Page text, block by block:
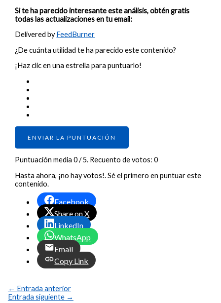
Si te ha parecido interesante este análisis, obtén gratis
todas las actualizaciones en tu email:
Delivered byFeedBurner
¿De cuánta utilidad te ha parecido este contenido?
¡Haz clic en una estrella para puntuarlo!
ENVIAR LA PUNTUACIÓN
Puntuación media0/ 5. Recuento de votos:0
Hasta ahora, ¡no hay votos!. Sé el primero en puntuar este
contenido.
Facebook
Share on X
LinkedIn
WhatsApp
Email
Copy Link
← Entrada anterior
Entrada siguiente →